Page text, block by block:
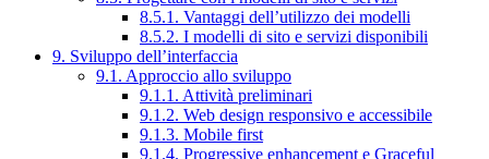
8.5.1. Vantaggi dell’utilizzo dei modelli
8.5.2. I modelli di sito e servizi disponibili
9. Sviluppo dell’interfaccia
9.1. Approccio allo sviluppo
9.1.1. Attività preliminari
9.1.2. Web design responsivo e accessibile
9.1.3. Mobile first
9.1.4. Progressive enhancement e Graceful